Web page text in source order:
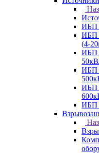
ИБП
ИБП
(4-
ИБП
ИБП
ИБП
ИБП